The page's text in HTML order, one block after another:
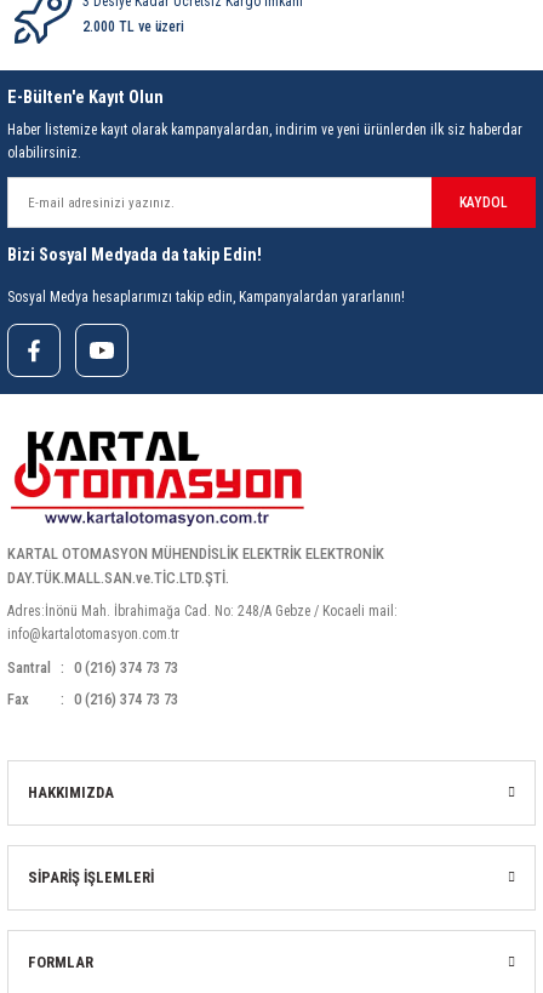
2.000 TL ve üzeri
E-Bülten'e Kayıt Olun
Haber listemize kayıt olarak kampanyalardan, indirim ve yeni ürünlerden ilk siz haberdar
olabilirsiniz.
KAYDOL
Bizi Sosyal Medyada da takip Edin!
Sosyal Medya hesaplarımızı takip edin, Kampanyalardan yararlanın!
KARTAL OTOMASYON MÜHENDİSLİK ELEKTRİK ELEKTRONİK
DAY.TÜK.MALL.SAN.ve.TİC.LTD.ŞTİ.
Adres:İnönü Mah. İbrahimağa Cad. No: 248/A Gebze / Kocaeli mail:
info@kartalotomasyon.com.tr
Santral
0 (216) 374 73 73
Fax
0 (216) 374 73 73
HAKKIMIZDA
SİPARİŞ İŞLEMLERİ
FORMLAR